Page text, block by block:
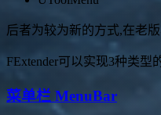
后者为较为新的方式,在老
FExtender可以实现3种类
菜单栏 MenuBar